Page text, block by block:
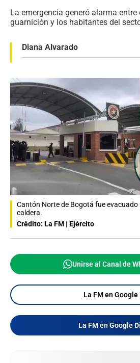
La emergencia generó alarma entre
guarnición y los habitantes del
Diana Alvarado
Cantón Norte de Bogotá fue evacuado
caldera.
Crédito: La FM | Ejército
Unirse al Canal de
La FM en Google
La FM en Google